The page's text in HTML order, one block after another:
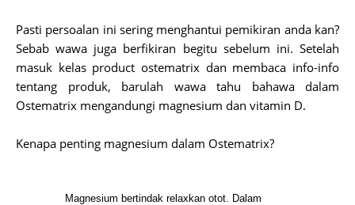
Pasti persoalan ini sering menghantui pemikiran anda kan?
Sebab wawa juga berfikiran begitu sebelum ini. Setelah
masuk kelas product ostematrix dan membaca info-info
tentang produk, barulah wawa tahu bahawa dalam
Ostematrix mengandungi magnesium dan vitamin D.
Kenapa penting magnesium dalam Ostematrix?
Magnesium bertindak relaxkan otot. Dalam